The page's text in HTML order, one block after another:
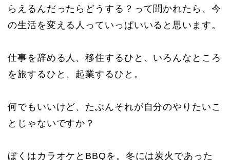
らえるんだったらどうする？って聞かれたら、今
の生活を変える人っていっぱいいると思います。
仕事を辞める人、移住するひと、いろんなところ
を旅するひと、起業するひと。
何でもいいけど、たぶんそれが自分のやりたいこ
とじゃないですか？
ぼくはカラオケとBBQを。冬には炭火であった